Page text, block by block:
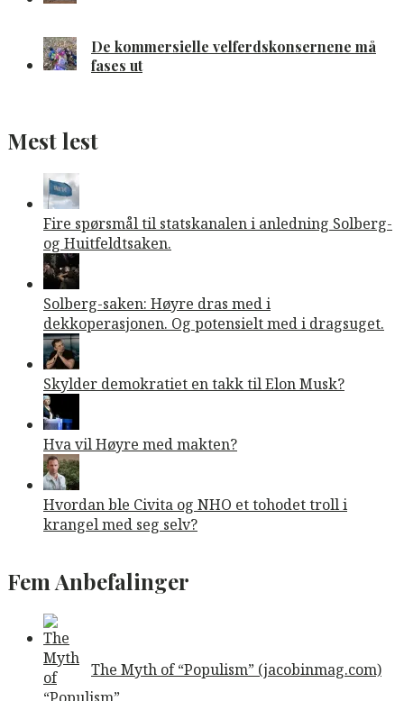
De kommersielle velferdskonsernene må
fases ut
Mest lest
Fire spørsmål til statskanalen i anledning Solberg-
og Huitfeldtsaken.
Solberg-saken: Høyre dras med i
dekkoperasjonen. Og potensielt med i dragsuget.
Skylder demokratiet en takk til Elon Musk?
Hva vil Høyre med makten?
Hvordan ble Civita og NHO et tohodet troll i
krangel med seg selv?
Fem Anbefalinger
The Myth of “Populism” (jacobinmag.com)